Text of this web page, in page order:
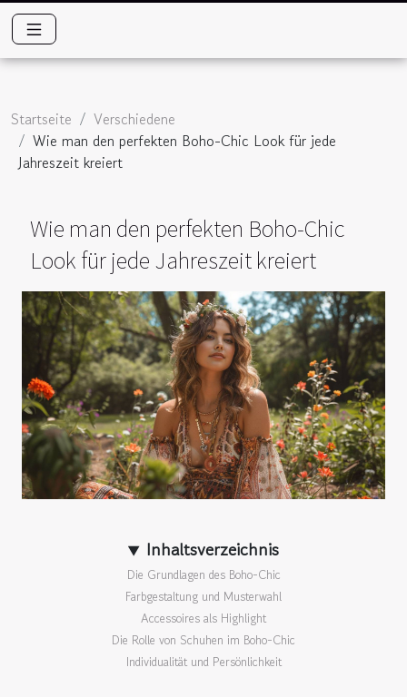
Startseite
Verschiedene
Wie man den perfekten Boho-Chic Look für jede
Jahreszeit kreiert
Wie man den perfekten Boho-Chic
Look für jede Jahreszeit kreiert
Inhaltsverzeichnis
Die Grundlagen des Boho-Chic
Farbgestaltung und Musterwahl
Accessoires als Highlight
Die Rolle von Schuhen im Boho-Chic
Individualität und Persönlichkeit